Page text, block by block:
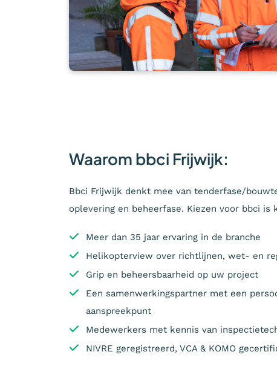
Waarom bbci Frijwijk:
Bbci Frijwijk denkt mee van tenderfase/
oplevering en beheerfase. Kiezen voor bbci is
Meer dan 35 jaar ervaring in de branche
Helikopterview over richtlijnen, wet- en
Grip en beheersbaarheid op uw project
Een samenwerkingspartner met een
aanspreekpunt
Medewerkers met kennis van
NIVRE geregistreerd, VCA & KOMO